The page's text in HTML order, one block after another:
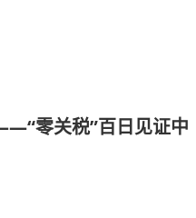
零关税”百日见证中